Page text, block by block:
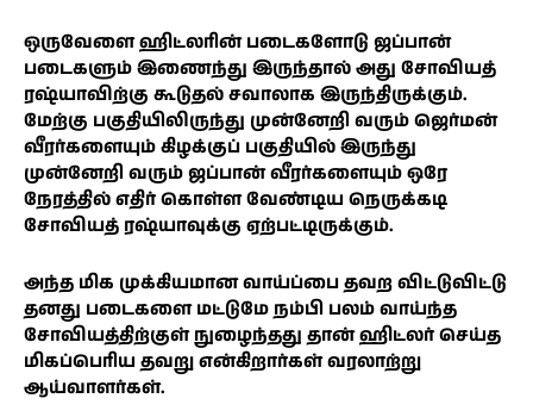
ஒருவேளை ஹிட்லரின் படைகளோடு ஜப்பான்
படைகளும் இணைந்து இருந்தால் அது சோவியத்
ரஷ்யாவிற்கு கூடுதல் சவாலாக இருந்திருக்கும்.
மேற்கு பகுதியிலிருந்து முன்னேறி வரும் ஜெர்மன்
வீரர்களையும் கிழக்குப் பகுதியில் இருந்து
முன்னேறி வரும் ஜப்பான் வீரர்களையும் ஒரே
நேரத்தில் எதிர் கொள்ள வேண்டிய நெருக்கடி
சோவியத் ரஷ்யாவுக்கு ஏற்பட்டிருக்கும்.
அந்த மிக முக்கியமான வாய்ப்பை தவற விட்டுவிட்டு
தனது படைகளை மட்டுமே நம்பி பலம் வாய்ந்த
சோவியத்திற்குள் நுழைந்தது தான் ஹிட்லர் செய்த
மிகப்பெரிய தவறு என்கிறார்கள் வரலாற்று
ஆய்வாளர்கள்.